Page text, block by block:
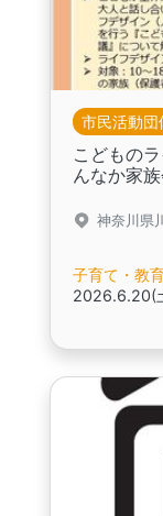
市民活動団
こどもの
んなか家
神奈川県
子育て・教